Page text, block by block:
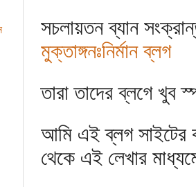
সচলায়তন ব্যান
মুক্তাঙ্গনঃনির্মান ব্লগ
তারা তাদের ব্লগে খুব
আমি এই ব্লগ সাইটের
থেকে এই লেখার